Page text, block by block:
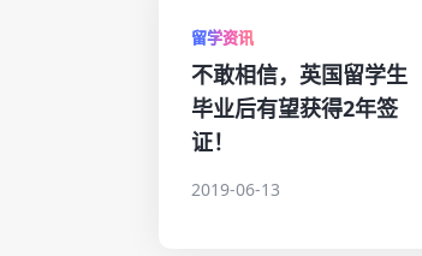
留学资讯
不敢相信，英国留学生
毕业后有望获得2年签
证！
2019-06-13